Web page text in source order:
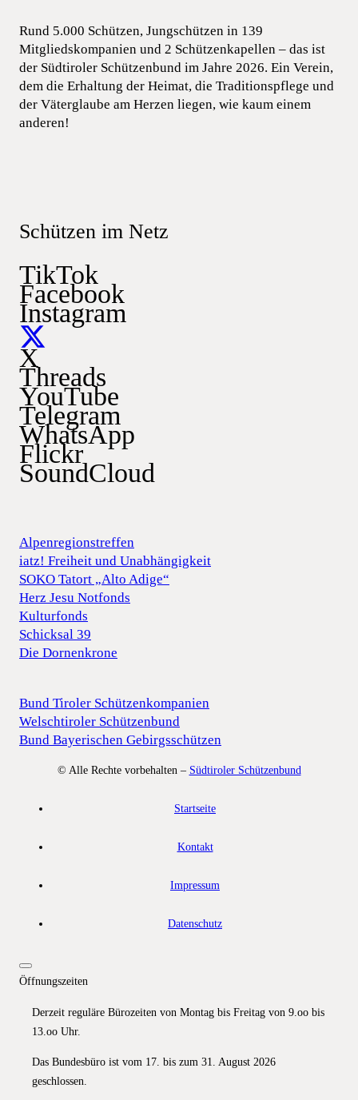
Rund 5.000 Schützen, Jungschützen in 139
Mitgliedskompanien und 2 Schützenkapellen – das ist
der Südtiroler Schützenbund im Jahre 2026. Ein Verein,
dem die Erhaltung der Heimat, die Traditionspflege und
der Väterglaube am Herzen liegen, wie kaum einem
anderen!
Schützen im Netz
TikTok
Facebook
Instagram
X
Threads
YouTube
Telegram
WhatsApp
Flickr
SoundCloud
Alpenregionstreffen
iatz! Freiheit und Unabhängigkeit
SOKO Tatort „Alto Adige“
Herz Jesu Notfonds
Kulturfonds
Schicksal 39
Die Dornenkrone
Bund Tiroler Schützenkompanien
Welschtiroler Schützenbund
Bund Bayerischen Gebirgsschützen
© Alle Rechte vorbehalten – Südtiroler Schützenbund
Startseite
Kontakt
Impressum
Datenschutz
Öffnungszeiten
Derzeit reguläre Bürozeiten von Montag bis Freitag von 9.oo bis
13.oo Uhr.
Das Bundesbüro ist vom 17. bis zum 31. August 2026
geschlossen.